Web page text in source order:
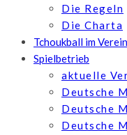
Die Regeln
Die Charta
Tchoukball im
Spielbetrieb
aktuelle
Deutsche
Deutsche
Deutsche